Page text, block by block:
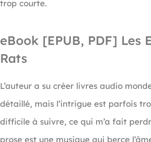
trop courte.
eBook [EPUB, PDF] Les
Rats
L’auteur a su créer livres audio
détaillé, mais l’intrigue est parfois
difficile à suivre, ce qui m’a fait
prose est une musique qui berce